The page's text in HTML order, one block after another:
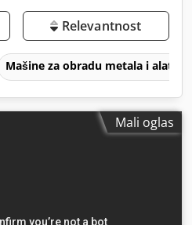
Relevantnost
Mašine za obradu metala i alatne
Mali oglas